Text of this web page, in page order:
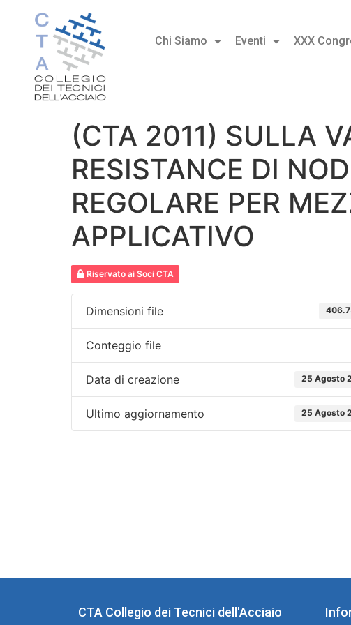
Chi Siamo Eventi XXX
(CTA 2011) SULLA
RESISTANCE DI
REGOLARE PER
APPLICATIVO
Riservato ai Soci CTA
Dimensioni file
Conteggio file
Data di creazione 25 Agosto
Ultimo aggiornamento 25 Agosto
CTA Collegio dei Tecnici dell'Acciaio